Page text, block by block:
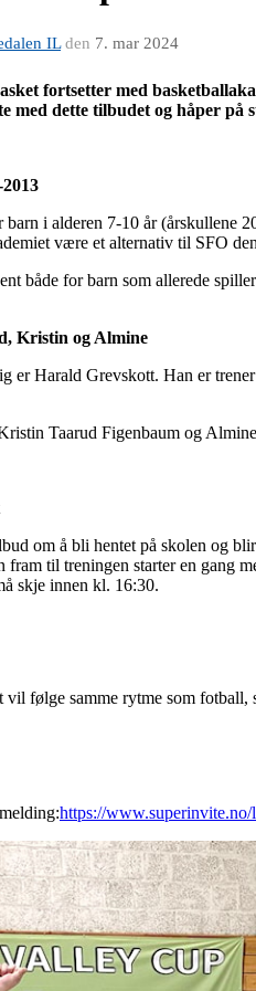
ILden 7. mar 2024
fortsetter med
med dette tilbudet og håper på
i alderen 7-10 år (årskullene
være et alternativ til SFO
både for barn som allerede
Kristin og Almine
er Harald Grevskott. Han er
Taarud Figenbaum og
om å bli hentet på skolen og
fram til treningen starter en gang
skje innen kl. 16:30.
vil følge samme rytme som fotball,
https://